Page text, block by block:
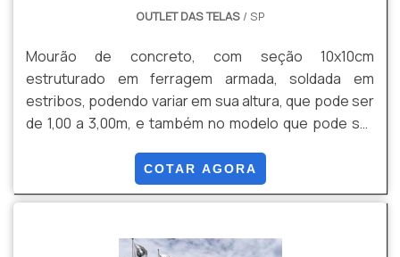
OUTLET DAS TELAS/ SP
Mourão de concreto, com seção 10x10cm
estruturado em ferragem armada, soldada em
estribos, podendo variar em sua altura, que pode ser
de 1,00 a 3,00m, e também no modelo que pode ser
COTAR AGORA